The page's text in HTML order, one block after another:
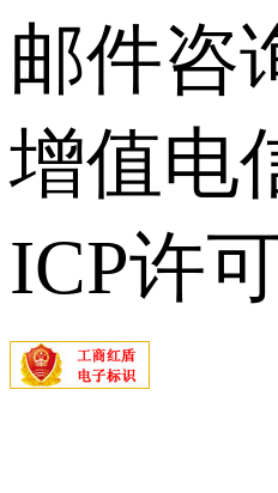
邮件咨
增值电
ICP许